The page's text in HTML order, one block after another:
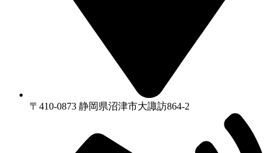
〒410-0873 静岡県沼津市⼤諏訪864-2